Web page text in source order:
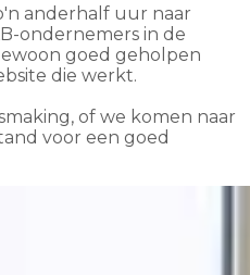
anderhalf uur naar
ondernemers in de
goed geholpen
die werkt.
of we komen naar
voor een goed